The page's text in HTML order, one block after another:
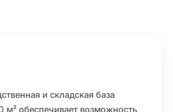
и складская база
м² обеспечивает возможность